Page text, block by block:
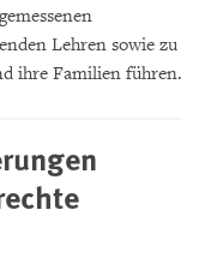
Lehren sowie zu
ihre Familien führen.